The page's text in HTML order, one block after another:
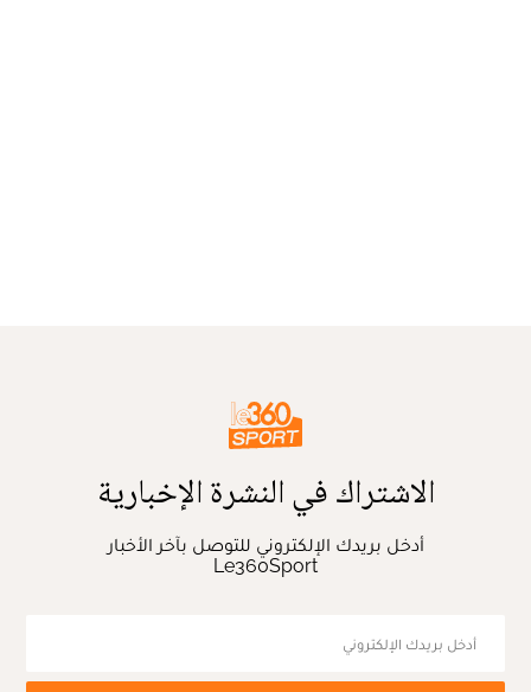
الاشتراك في النشرة الإخبارية
أدخل بريدك الإلكتروني للتوصل بآخر الأخبار
Le360Sport